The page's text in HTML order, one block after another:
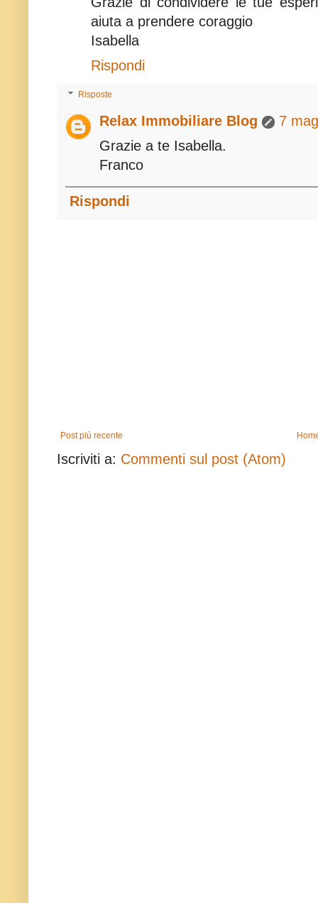
aiuta a prendere coraggio
Isabella
Rispondi
Risposte
Relax Immobiliare Blog
7
Grazie a te Isabella.
Franco
Rispondi
Post più recente
Iscriviti a: Commenti sul post (Atom)